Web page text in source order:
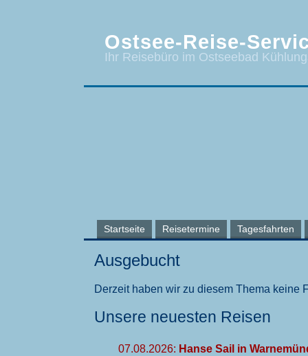
Ostsee-Reise-
Ihr Reisebüro im Ostseebad
Startseite Reisetermine Tagesfahrten
Ausgebucht
Derzeit haben wir zu diesem Thema keine
Unsere neuesten Reisen
07.08.2026: Hanse Sail in